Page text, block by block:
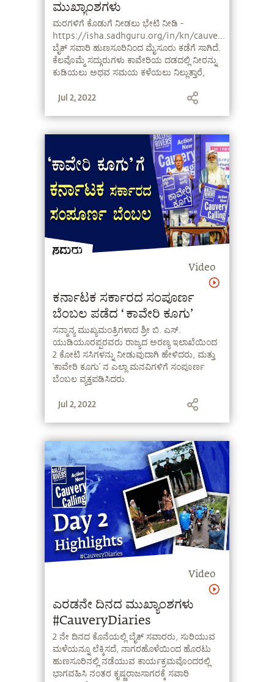
ಮುಖ್ಯಾಂಶಗಳು
ಮರಗಳಿಗೆ ಕೊಡುಗೆ ನೀಡಲು ಭೇಟಿ ನೀಡಿ -
https://isha.sadhguru.org/in/kn/cauve...
ಬೈಕ್ ಸವಾರಿ ಹುಣಸೂರಿನಿಂದ ಮೈಸೂರು ಕಡೆಗೆ ಸಾಗಿದೆ.
ಕೆಲವೊಮ್ಮೆ ಸದ್ಗುರುಗಳು ಕಾವೇರಿಯ ದಡದಲ್ಲಿ ನೀರನ್ನು
ಕುಡಿಯಲು ಅಥವ ಸಮಯ ಕಳೆಯಲು ನಿಲ್ಲುತ್ತಾರೆ,
ಬ್ಯಾನರ್‌ಗಳನ್ನು ಬೀಸುತ್ತಾ ಹರ್ಷೋದ್ಗಾರ ಮಾಡುವ
ವಾತಾವರಣವು ಉಂಟಾಗಿದೆ. #CauveryDiaries
Jul 2, 2022
Video
ಕರ್ನಾಟಕ ಸರ್ಕಾರದ ಸಂಪೂರ್ಣ
ಬೆಂಬಲ ಪಡೆದ ‘ಕಾವೇರಿ ಕೂಗು’
ಸನ್ಮಾನ್ಯ ಮುಖ್ಯಮಂತ್ರಿಗಳಾದ ಶ್ರೀ ಬಿ. ಎಸ್.
ಯುಡಿಯೂರಪ್ಪರವರು ರಾಜ್ಯದ ಅರಣ್ಯ ಇಲಾಖೆಯಿಂದ
2 ಕೋಟಿ ಸಸಿಗಳನ್ನು ನೀಡುವುದಾಗಿ ಹೇಳಿದರು, ಮತ್ತು
‘ಕಾವೇರಿ ಕೂಗು’ ನ ಎಲ್ಲಾ ಮನವಿಗಳಿಗೆ ಸಂಪೂರ್ಣ
ಬೆಂಬಲ ವ್ಯಕ್ತಪಡಿಸಿದರು.
Jul 2, 2022
Video
ಎರಡನೇ ದಿನದ ಮುಖ್ಯಾಂಶಗಳು
#CauveryDiaries
2 ನೇ ದಿನದ ಕೊನೆಯಲ್ಲಿ ಬೈಕ್‌ ಸವಾರರು, ಸುರಿಯುವ
ಮಳೆಯನ್ನೂ ಲೆಕ್ಕಿಸದೆ, ನಾಗರಹೊಳೆಯಿಂದ ಹೊರಟು
ಹುಣಸೂರಿನಲ್ಲಿ ನಡೆಯುವ ಕಾರ್ಯಕ್ರಮವೊಂದರಲ್ಲಿ
ಭಾಗವಹಿಸಿ ನಂತರ ಕೃಷ್ಣರಾಜಸಾಗರಕ್ಕೆ ಸವಾರಿ